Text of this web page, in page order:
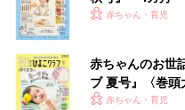
いっぱい！
赤ちゃん・育児
赤ちゃんのお世
ブ 夏号』〈巻
く！ おっぱい・
赤ちゃん・育児